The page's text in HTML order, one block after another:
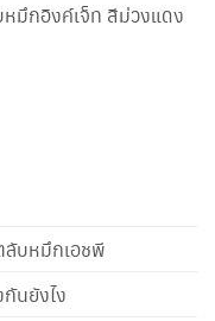
มึกอิงค์เจ็ท สีม่วงแดง
ลับหมึกเอชพี
นยังไง